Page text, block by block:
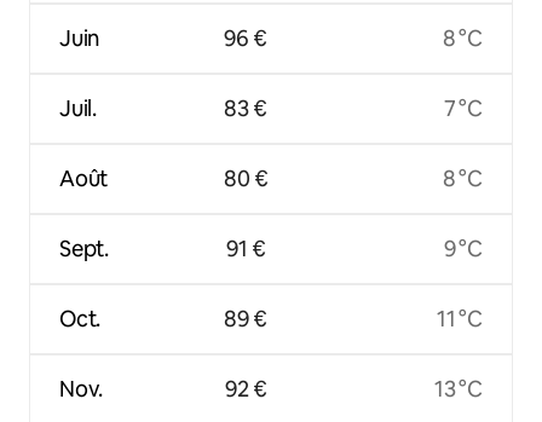
Juin
Juil.
Août
Sept.
Oct.
Nov.
96 €
83 €
80 €
91 €
89 €
92 €
8 °C
7 °C
8 °C
9 °C
11 °C
13 °C